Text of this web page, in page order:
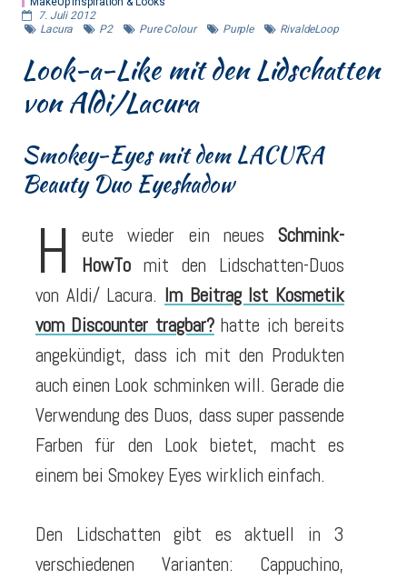
7. Juli 2012
Lacura
P2 Pure Colour Purple RivaldeLoop
Look-a-Like mit den Lidschatten
von Aldi/Lacura
Smokey-Eyes mit dem LACURA
Beauty Duo Eyeshadow
H eute wieder ein neues Schmink-
HowTo mit den Lidschatten-Duos
von Aldi/ Lacura. Im Beitrag Ist Kosmetik
vom Discounter tragbar?hatte ich bereits
angekündigt, dass ich mit den Produkten
auch einen Look schminken will. Gerade die
Verwendung des Duos, dass super passende
Farben für den Look bietet, macht es
einem bei Smokey Eyes wirklich einfach.
Den Lidschatten gibt es aktuell in 3
verschiedenen Varianten: Cappuchino,